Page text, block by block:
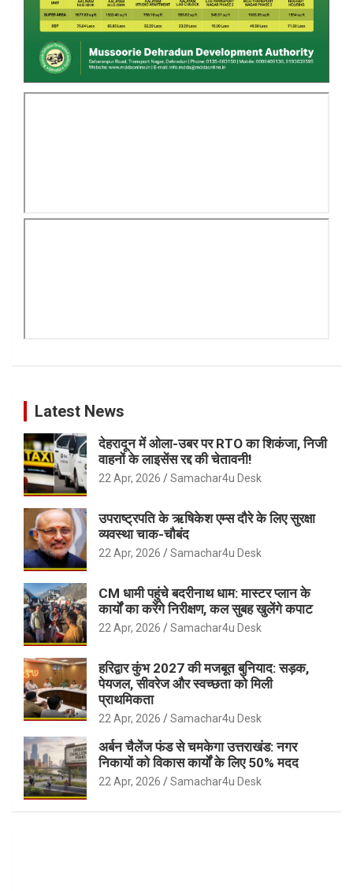
Latest News
देहरादून में ओला-उबर पर RTO का शिकंजा, निजी
वाहनों के लाइसेंस रद्द की चेतावनी!
22 Apr, 2026 Samachar4u Desk
उपराष्ट्रपति के ऋषिकेश एम्स दौरे के लिए सुरक्षा
व्यवस्था चाक-चौबंद
22 Apr, 2026 Samachar4u Desk
CM धामी पहुंचे बदरीनाथ धाम: मास्टर प्लान के
कार्यों का करेंगे निरीक्षण, कल सुबह खुलेंगे कपाट
22 Apr, 2026 Samachar4u Desk
हरिद्वार कुंभ 2027 की मजबूत बुनियाद: सड़क,
पेयजल, सीवरेज और स्वच्छता को मिली
प्राथमिकता
22 Apr, 2026 Samachar4u Desk
अर्बन चैलेंज फंड से चमकेगा उत्तराखंड: नगर
निकायों को विकास कार्यों के लिए 50% मदद
22 Apr, 2026 Samachar4u Desk